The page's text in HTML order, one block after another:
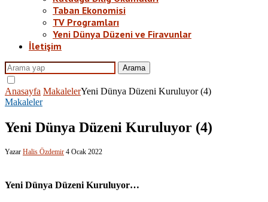
Taban Ekonomisi
TV Programları
Yeni Dünya Düzeni ve Firavunlar
İletişim
Arama
Anasayfa MakalelerYeni Dünya Düzeni Kuruluyor (4)
Makaleler
Yeni Dünya Düzeni Kuruluyor (4)
Yazar Halis Özdemir 4 Ocak 2022
Yeni Dünya Düzeni Kuruluyor…